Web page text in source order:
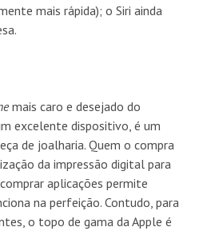
mais rápida); o Siri ainda
mais caro e desejado do
excelente dispositivo, é um
de joalharia. Quem o compra
da impressão digital para
aplicações permite
na perfeição. Contudo, para
o topo de gama da Apple é